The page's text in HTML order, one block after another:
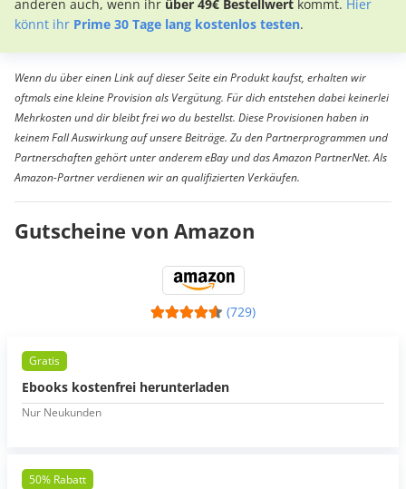
anderen auch, wenn ihr über 49€ Bestellwert kommt. Hier
könnt ihr Prime 30 Tage lang kostenlos testen.
Wenn du über einen Link auf dieser Seite ein Produkt kaufst, erhalten wir
oftmals eine kleine Provision als Vergütung. Für dich entstehen dabei keinerlei
Mehrkosten und dir bleibt frei wo du bestellst. Diese Provisionen haben in
keinem Fall Auswirkung auf unsere Beiträge. Zu den Partnerprogrammen und
Partnerschaften gehört unter anderem eBay und das Amazon PartnerNet. Als
Amazon-Partner verdienen wir an qualifizierten Verkäufen.
Gutscheine von Amazon
(729)
Gratis
Ebooks kostenfrei herunterladen
Nur Neukunden
50% Rabatt